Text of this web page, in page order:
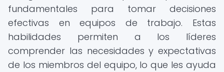
fundamentales para tomar decisiones
efectivas en equipos de trabajo. Estas
habilidades permiten a los líderes
comprender las necesidades y expectativas
de los miembros del equipo, lo que les ayuda